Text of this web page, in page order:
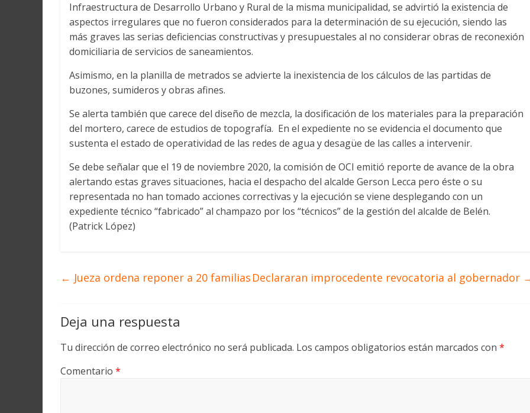
Infraestructura de Desarrollo Urbano y Rural de la misma municipalidad, se advirtió la existencia de
aspectos irregulares que no fueron considerados para la determinación de su ejecución, siendo las
más graves las serias deficiencias constructivas y presupuestales al no considerar obras de reconexión
domiciliaria de servicios de saneamientos.
Asimismo, en la planilla de metrados se advierte la inexistencia de los cálculos de las partidas de
buzones, sumideros y obras afines.
Se alerta también que carece del diseño de mezcla, la dosificación de los materiales para la preparación
del mortero, carece de estudios de topografía. En el expediente no se evidencia el documento que
sustenta el estado de operatividad de las redes de agua y desagüe de las calles a intervenir.
Se debe señalar que el 19 de noviembre 2020, la comisión de OCI emitió reporte de avance de la obra
alertando estas graves situaciones, hacia el despacho del alcalde Gerson Lecca pero éste o su
representada no han tomado acciones correctivas y la ejecución se viene desplegando con un
expediente técnico “fabricado” al champazo por los “técnicos” de la gestión del alcalde de Belén.
(Patrick López)
← Jueza ordena reponer a 20 familias Declararan improcedente revocatoria al gobernador
Deja una respuesta
Tu dirección de correo electrónico no será publicada. Los campos obligatorios están marcados con *
Comentario *